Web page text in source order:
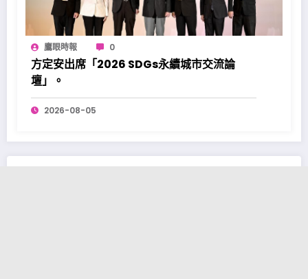
鷹眼時報 0
方定安出席「2026 SDGs永續城市交流論
壇」。
2026-08-05